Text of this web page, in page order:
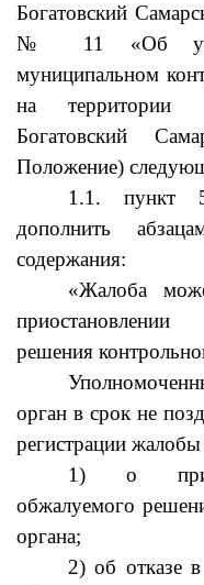
Богатовский
№ 11 «Об
муниципальном
на территории
Богатовский
Положение)
1.1. пункт
дополнить
содержания:
«Жалоба
решения
орган в срок не
регистрации
1) о
обжалуемого
органа;
2) об отказе